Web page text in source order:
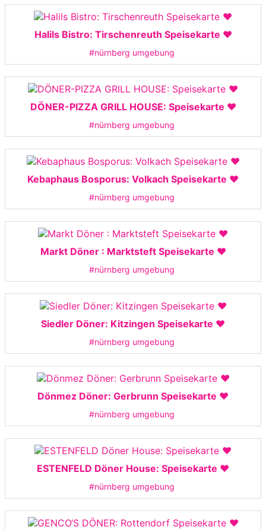
Halils Bistro: Tirschenreuth Speisekarte ❤️
#nürnberg umgebung
DÖNER-PIZZA GRILL HOUSE: Speisekarte ❤️
#nürnberg umgebung
Kebaphaus Bosporus: Volkach Speisekarte ❤️
#nürnberg umgebung
Markt Döner : Marktsteft Speisekarte ❤️
#nürnberg umgebung
Siedler Döner: Kitzingen Speisekarte ❤️
#nürnberg umgebung
Dönmez Döner: Gerbrunn Speisekarte ❤️
#nürnberg umgebung
ESTENFELD Döner House: Speisekarte ❤️
#nürnberg umgebung